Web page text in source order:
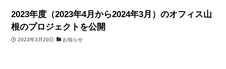
2023年度（2023年4月から2024年3月）のオフィス山
根のプロジェクトを公開
2023年3月20日 お知らせ